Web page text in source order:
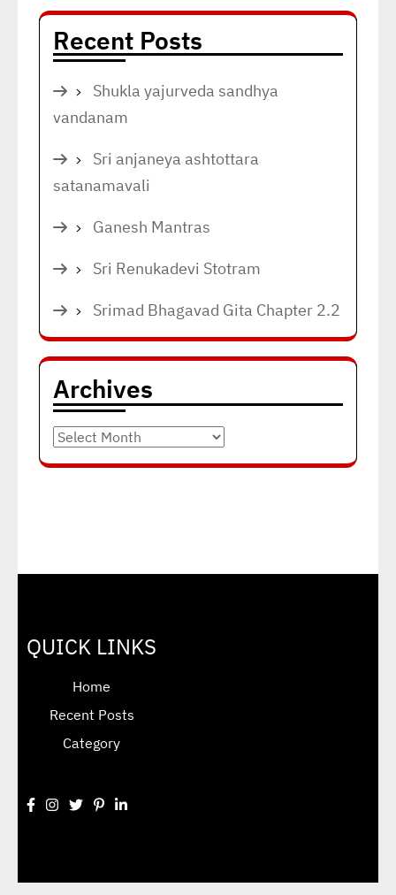
Recent Posts
Shukla yajurveda sandhya
vandanam
Sri anjaneya ashtottara
satanamavali
Ganesh Mantras
Sri Renukadevi Stotram
Srimad Bhagavad Gita Chapter 2.2
Archives
Archives
QUICK LINKS
Home
Recent Posts
Category